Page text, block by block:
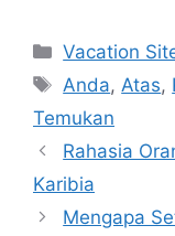
pos
Categories
Vacation
Tags
Anda,Atas,
Temukan
Rahasia
Karibia
Mengapa